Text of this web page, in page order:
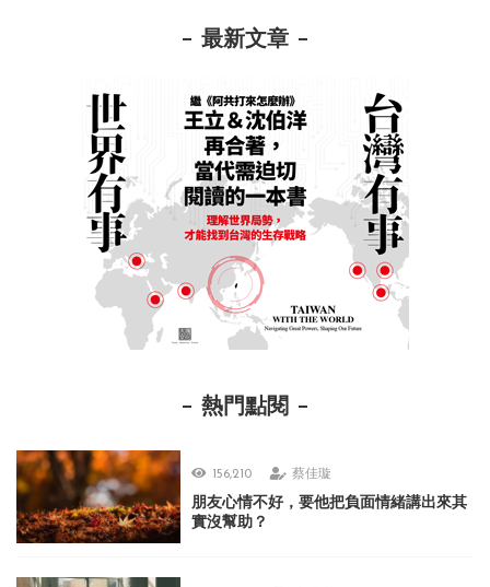
最新文章
熱門點閱
156,210 蔡佳璇
朋友心情不好，要他把負面情緒講出來其
實沒幫助？